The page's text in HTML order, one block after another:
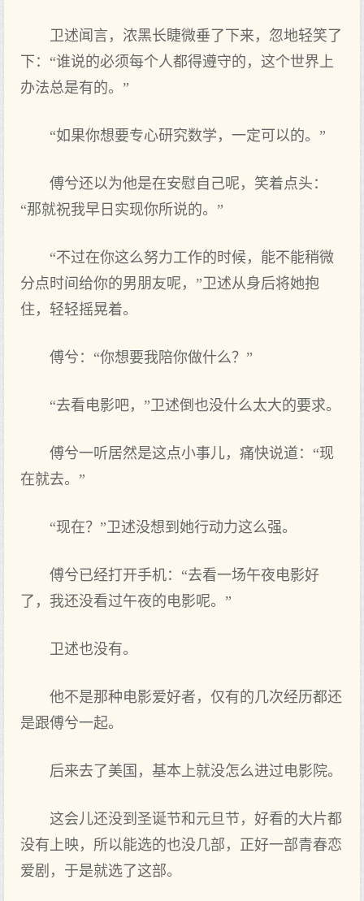
卫述闻言，浓黑长睫微垂了下来，忽地轻笑了
下：“谁说的必须每个人都得遵守的，这个世界上
办法总是有的。”
“如果你想要专心研究数学，一定可以的。”
傅兮还以为他是在安慰自己呢，笑着点头：
“那就祝我早日实现你所说的。”
“不过在你这么努力工作的时候，能不能稍微
分点时间给你的男朋友呢，”卫述从身后将她抱
住，轻轻摇晃着。
傅兮：“你想要我陪你做什么？”
“去看电影吧，”卫述倒也没什么太大的要求。
傅兮一听居然是这点小事儿，痛快说道：“现
在就去。”
“现在？”卫述没想到她行动力这么强。
傅兮已经打开手机：“去看一场午夜电影好
了，我还没看过午夜的电影呢。”
卫述也没有。
他不是那种电影爱好者，仅有的几次经历都还
是跟傅兮一起。
后来去了美国，基本上就没怎么进过电影院。
这会儿还没到圣诞节和元旦节，好看的大片都
没有上映，所以能选的也没几部，正好一部青春恋
爱剧，于是就选了这部。